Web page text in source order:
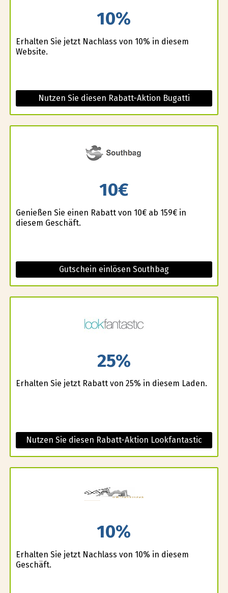
10%
Erhalten Sie jetzt Nachlass von 10% in diesem
Website.
Nutzen Sie diesen Rabatt-Aktion Bugatti
10€
Genießen Sie einen Rabatt von 10€ ab 159€ in
diesem Geschäft.
Gutschein einlösen Southbag
25%
Erhalten Sie jetzt Rabatt von 25% in diesem Laden.
Nutzen Sie diesen Rabatt-Aktion Lookfantastic
10%
Erhalten Sie jetzt Nachlass von 10% in diesem
Geschäft.